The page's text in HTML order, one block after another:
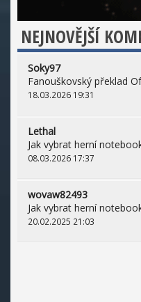
NEJNOVĚJŠÍ
Soky97
Fanouškovský překlad
18.03.2026 19:31
Lethal
Jak vybrat herní
08.03.2026 17:37
wovaw82493
Jak vybrat herní
20.02.2025 21:03